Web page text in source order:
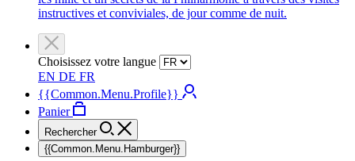
instructives et conviviales, de jour comme de nuit.
Choisissez votre langue
EN DE FR
{{Common.Menu.Profile}}
Panier
Rechercher
{{Common.Menu.Hamburger}}